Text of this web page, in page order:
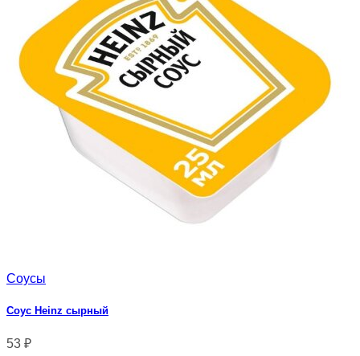
Соусы
Соус Heinz сырный
53 ₽